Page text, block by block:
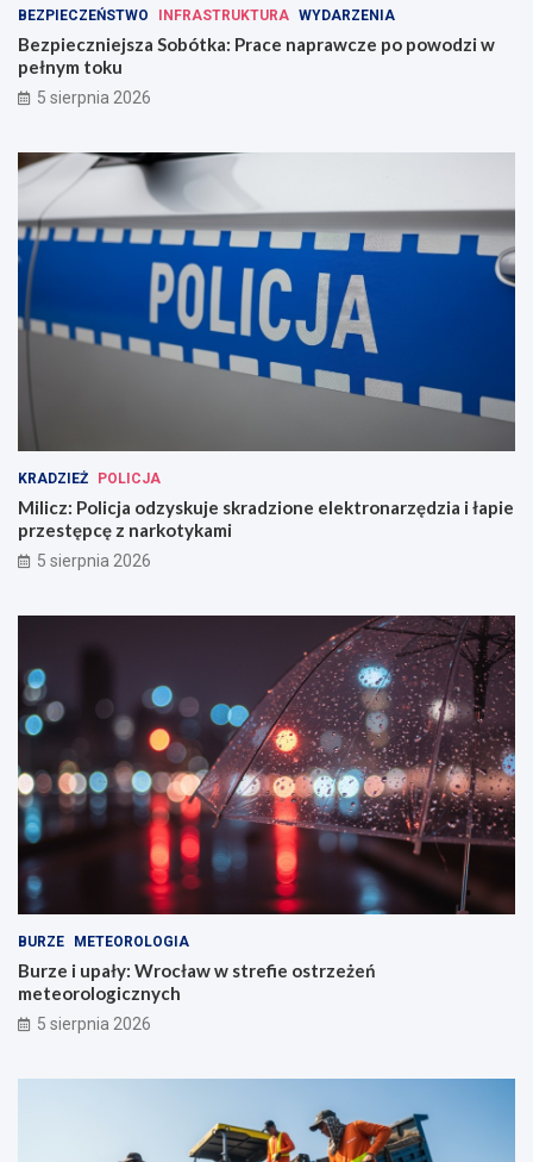
BEZPIECZEŃSTWO INFRASTRUKTURA WYDARZENIA
Bezpieczniejsza Sobótka: Prace naprawcze po powodzi w
pełnym toku
5 sierpnia 2026
KRADZIEŻ POLICJA
Milicz: Policja odzyskuje skradzione elektronarzędzia i łapie
przestępcę z narkotykami
5 sierpnia 2026
BURZE METEOROLOGIA
Burze i upały: Wrocław w strefie ostrzeżeń
meteorologicznych
5 sierpnia 2026